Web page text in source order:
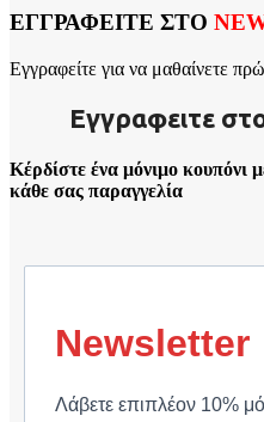
ΕΓΓΡΑΦΕΙΤΕ ΣΤΟ
Εγγραφείτε για να μαθαίνετε
Εγγραφειτε
Κέρδίστε ένα μόνιμο κουπόνι
κάθε σας παραγγελία
Newsletter
Λάβετε επιπλέον 10%